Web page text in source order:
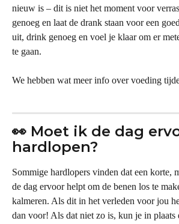
nieuw is – dit is niet het moment voor
genoeg en laat de drank staan voor een
uit, drink genoeg en voel je klaar om er
te gaan.
We hebben wat meer info over voeding
👀 Moet ik de dag
hardlopen?
Sommige hardlopers vinden dat een korte,
de dag ervoor helpt om de benen los te
kalmeren. Als dit in het verleden voor jou
dan voor! Als dat niet zo is, kun je in plaats